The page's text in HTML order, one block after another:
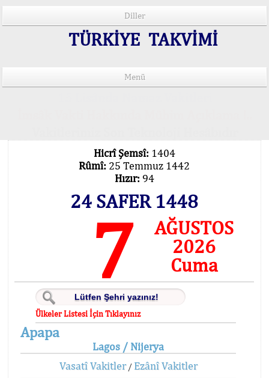
Diller
TÜRKİYE TAKVİMİ
Menü
Hicrî Şemsî: 1404
Rûmî: 25 Temmuz 1442
Hızır: 94
24 SAFER 1448
7
AĞUSTOS
2026
Cuma
Ülkeler Listesi İçin Tıklayınız
Apapa
Lagos / Nijerya
Vasatî Vakitler/ Ezânî Vakitler